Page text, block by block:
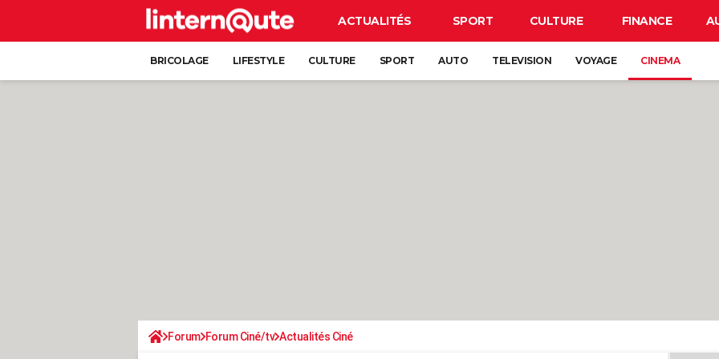
ACTUALITÉS SPORT CULTURE FINANCE
BRICOLAGE LIFESTYLE CULTURE SPORT AUTO TELEVISION VOYAGE CINEMA
Forum Forum Ciné/tv Actualités Ciné